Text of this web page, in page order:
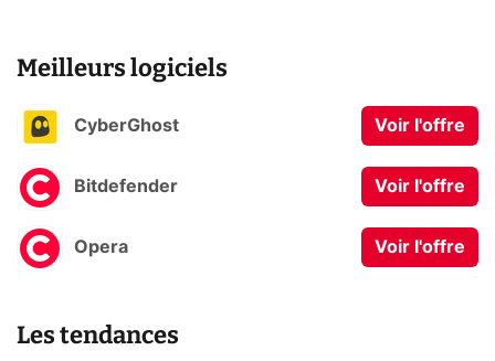
Meilleurs logiciels
CyberGhost Voir l'offre
Bitdefender Voir l'offre
Opera Voir l'offre
Les tendances